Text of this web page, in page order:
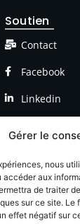
Gérer le
nous
aux
de traiter
sur ce site.
effet négatif sur
Soutien
Contact
Facebook
Linkedin